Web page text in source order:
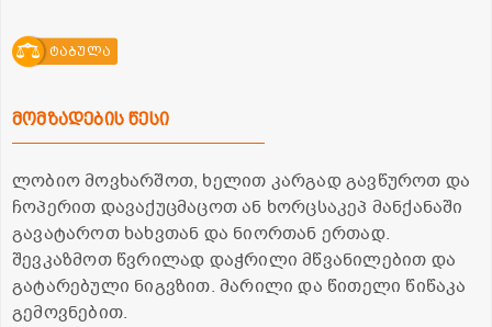
ტაბულა
მომზადების წესი
ლობიო მოვხარშოთ, ხელით კარგად გავწუროთ და
ჩოპერით დავაქუცმაცოთ ან ხორცსაკეპ მანქანაში
გავატაროთ ხახვთან და ნიორთან ერთად.
შევკაზმოთ წვრილად დაჭრილი მწვანილებით და
გატარებული ნიგვზით. მარილი და წითელი წიწაკა
გემოვნებით.